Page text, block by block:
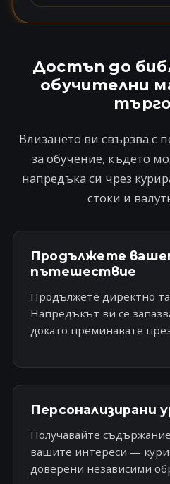
a
t
s
+
Достъп до
обучителни
Влизането ви свързва с
за обучение, където
напредъка си чрез
стоки и
Продължете
пътешествие
Продължете директно
Напредъкът ви се
докато преминавате
Персонализирани
Получавайте
вашите интереси —
доверени независими